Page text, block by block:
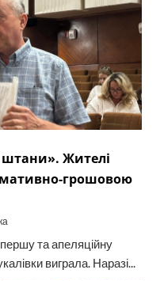
штани». Жителі
грошовою
та апеляційну
виграла. Наразі...